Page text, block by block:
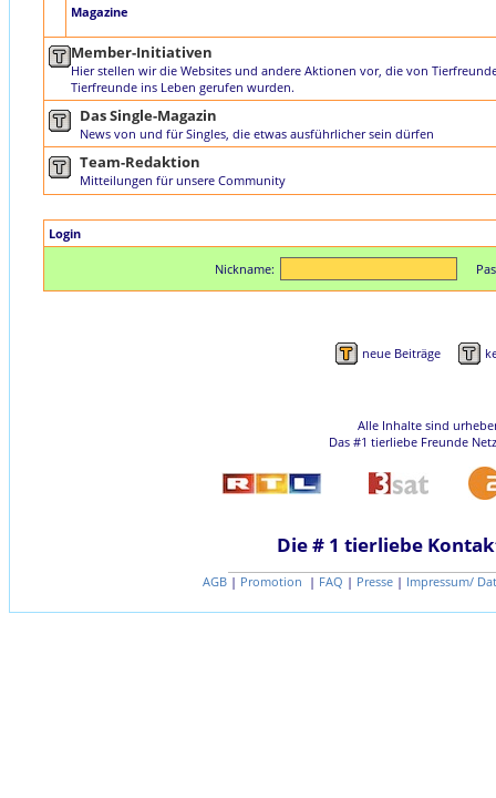
Magazine
Member-Initiativen
Hier stellen wir die Websites und andere Aktionen vor, die von
Tierfreunde ins Leben gerufen wurden.
Das Single-Magazin
News von und für Singles, die etwas ausführlicher sein dürfen
Team-Redaktion
Mitteilungen für unsere Community
Login
Nickname:
neue Beiträge
Alle Inhalte sind
Das #1 tierliebe Freunde
Die # 1 tierliebe
AGB | Promotion | FAQ | Presse | Impressum/